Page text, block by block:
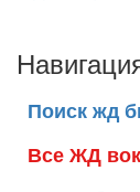
Поиск жд
Все ЖД